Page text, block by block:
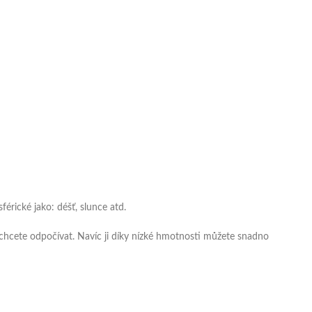
jako: déšť, slunce atd.
odpočívat. Navíc ji díky nízké hmotnosti můžete snadno